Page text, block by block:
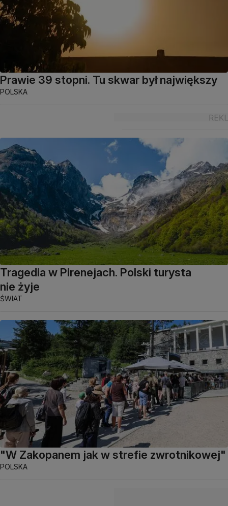
Prawie 39 stopni. Tu skwar był największy
POLSKA
Tragedia w Pirenejach. Polski turysta
nie żyje
ŚWIAT
"W Zakopanem jak w strefie zwrotnikowej"
POLSKA